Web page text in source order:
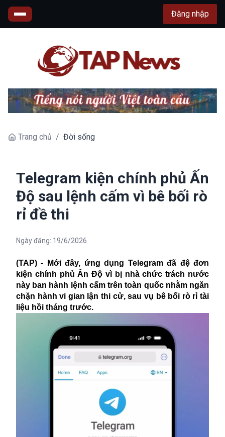
Đăng nhập
Trang chủ / Đời sống
Telegram kiện chính phủ Ấn
Độ sau lệnh cấm vì bê bối rò
rỉ đề thi
Ngày đăng: 19/6/2026
(TAP) - Mới đây, ứng dụng Telegram đã đệ đơn
kiện chính phủ Ấn Độ vì bị nhà chức trách nước
này ban hành lệnh cấm trên toàn quốc nhằm ngăn
chặn hành vi gian lận thi cử, sau vụ bê bối rò rỉ tài
liệu hồi tháng trước.